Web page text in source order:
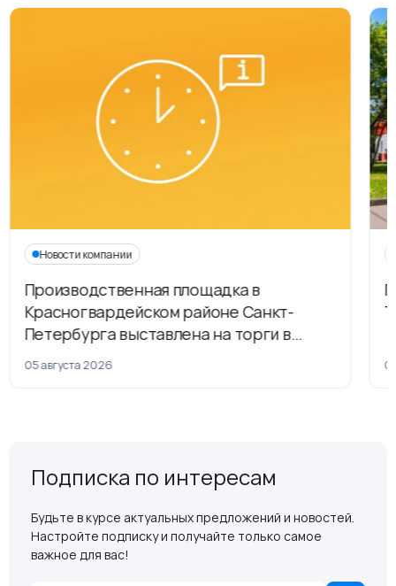
Новости компании
Производственная площадка в
Красногвардейском районе Санкт-
Петербурга выставлена на торги в
рамках приватизации
05 августа 2026
Подписка по интересам
Будьте в курсе актуальных предложений и новостей.
Настройте подписку и получайте только самое
важное для вас!